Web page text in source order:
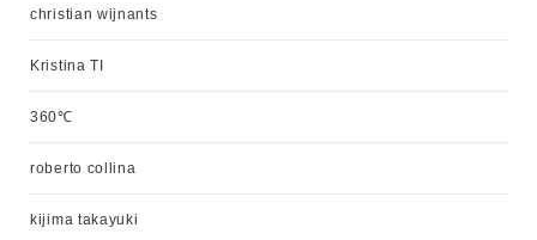
christian wijnants
Kristina TI
360℃
roberto collina
kijima takayuki